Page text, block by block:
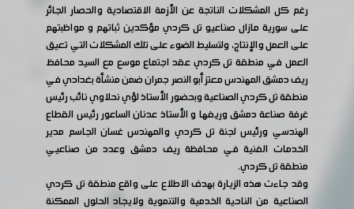
رغم كل المشكلات الناتجة عن الأزمة الاقتصادية والحصار الجائر
على سورية مازال صناعيو تل كردي مؤكدين ثباتهم و مواظبتهم
على العمل والإنتاج، ولتسليط الضوء على تلك المشكلات التي تعيق
العمل في منطقة تل كردي عقد اجتماع موسع مع السيد محافظ
ريف دمشق المهندس معتز أبو النصر جمران ضمن منشأة بغدادي في
منطقة تل كردي الصناعية وبحضور الأستاذ لؤي نحلاوي نائب رئيس
غرفة صناعة دمشق وريفها و الأستاذ عدنان الساعور رئيس القطاع
الهندسي ورئيس لجنة تل كردي والمهندس غسان الجاسم مدير
الخدمات الفنية في محافظة ريف دمشق وعدد من صناعيي
منطقة تل كردي.
وقد جاءت هذه الزيارة بهدف الاطلاع على واقع منطقة تل كردي
الصناعية من الناحية الخدمية والتنموية ولايجاد الحلول الممكنة